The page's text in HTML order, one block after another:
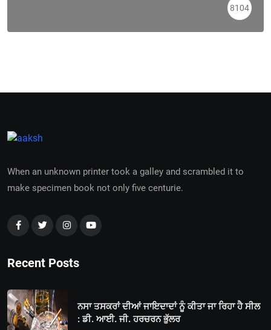
8104
When an unknown printer took a galley and scrambled it to
make specimen book not only five centurie.
Recent Posts
ਨਸਾ ਤਸਕਰਾਂ ਦੀਆਂ ਜਾਇਦਾਦਾਂ ਨੂੰ ਕੀਤਾ ਜਾ ਰਿਹਾ ਹੈ ਸੀਲ
: ਡੀ. ਆਈ. ਜੀ. ਹਰਚਰਨ ਭੁੱਲਰ